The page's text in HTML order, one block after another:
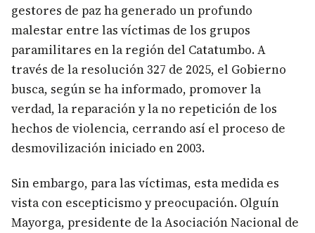
gestores de paz ha generado un profundo
malestar entre las víctimas de los grupos
paramilitares en la región del Catatumbo. A
través de la resolución 327 de 2025, el Gobierno
busca, según se ha informado, promover la
verdad, la reparación y la no repetición de los
hechos de violencia, cerrando así el proceso de
desmovilización iniciado en 2003.
Sin embargo, para las víctimas, esta medida es
vista con escepticismo y preocupación. Olguín
Mayorga, presidente de la Asociación Nacional de